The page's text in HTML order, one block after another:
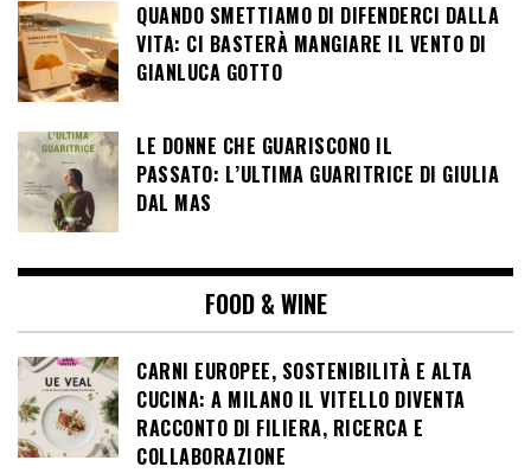
QUANDO SMETTIAMO DI DIFENDERCI DALLA
VITA: CI BASTERÀ MANGIARE IL VENTO DI
GIANLUCA GOTTO
LE DONNE CHE GUARISCONO IL
PASSATO: L’ULTIMA GUARITRICE DI GIULIA
DAL MAS
FOOD & WINE
CARNI EUROPEE, SOSTENIBILITÀ E ALTA
CUCINA: A MILANO IL VITELLO DIVENTA
RACCONTO DI FILIERA, RICERCA E
COLLABORAZIONE